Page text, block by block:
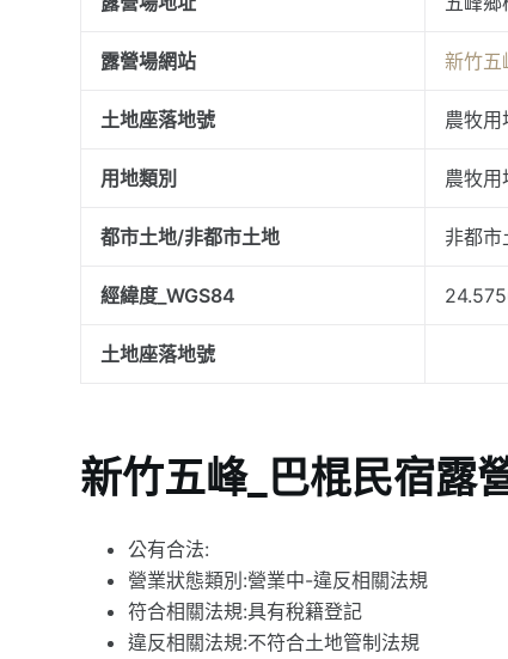
露營場網站 新竹五
土地座落地號 農牧用
用地類別 農牧用
都市土地/非都市土地 非都市
經緯度_WGS84
土地座落地號
新竹五峰_巴棍民宿露
公有合法:
營業狀態類別:營業中-違反相關法規
符合相關法規:具有稅籍登記
違反相關法規:不符合土地管制法規